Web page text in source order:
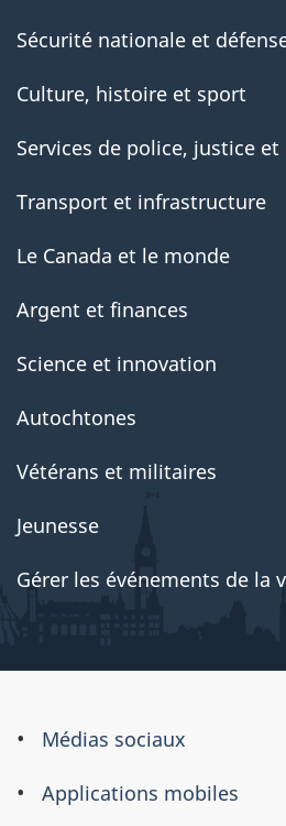
Sécurité nationale et
Culture, histoire et sport
Services de police, justice et
Transport et infrastructure
Le Canada et le monde
Argent et finances
Science et innovation
Autochtones
Vétérans et militaires
Jeunesse
Gérer les événements de la
À
propos
Médias sociaux
Applications mobiles